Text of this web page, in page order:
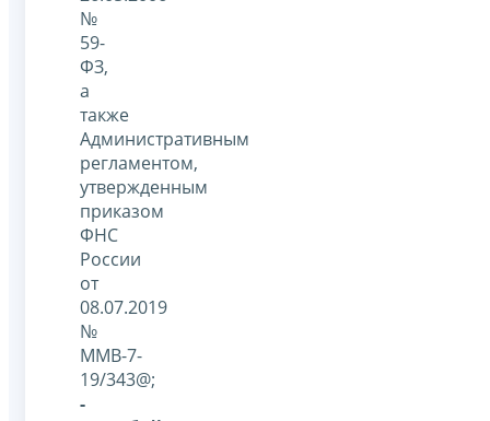
№
59-
ФЗ,
а
также
Административным
регламентом,
утвержденным
приказом
ФНС
России
от
08.07.2019
№
ММВ-7-
19/343@;
-